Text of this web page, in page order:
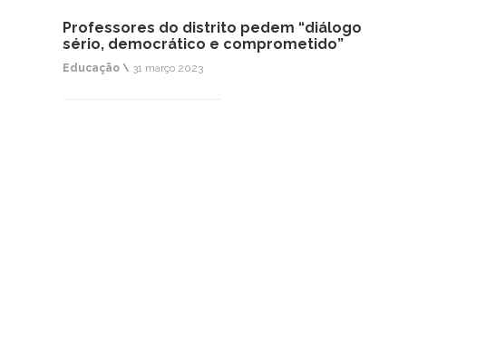
Professores do distrito pedem “diálogo
sério, democrático e comprometido”
Educação \ 31 março 2023